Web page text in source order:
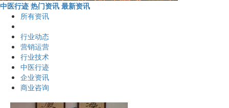
中医行迹 热门资讯 最新资讯
所有资讯
行业动态
营销运营
行业技术
中医行迹
企业资讯
商业咨询